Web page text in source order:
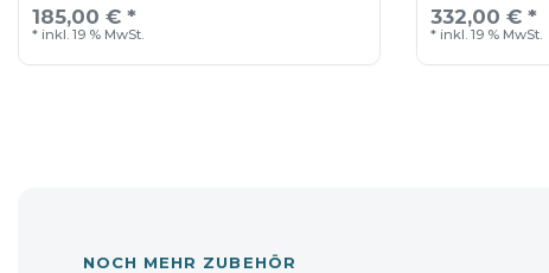
185,00 € *
* inkl. 19 % MwSt.
332,00 € *
* inkl. 19 % MwSt.
NOCH MEHR ZUBEHÖR